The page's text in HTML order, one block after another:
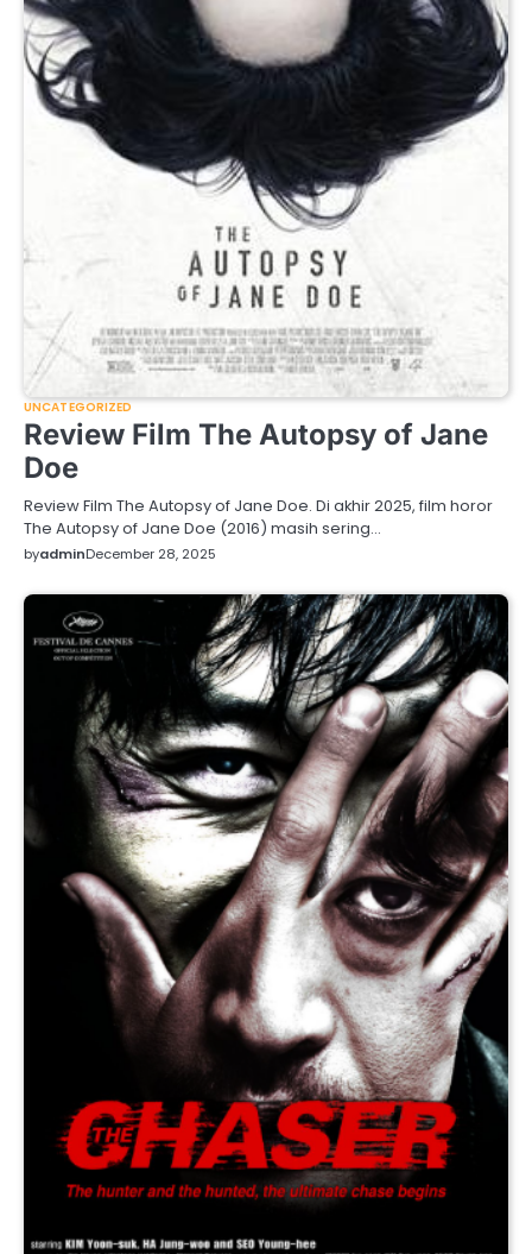
UNCATEGORIZED
Review Film The Autopsy of Jane
Doe
Review Film The Autopsy of Jane Doe. Di akhir 2025, film horor
The Autopsy of Jane Doe (2016) masih sering…
byadminDecember 28, 2025